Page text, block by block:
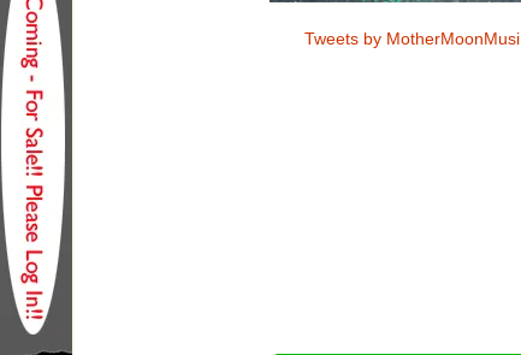
Tweets by MotherMoonMusi